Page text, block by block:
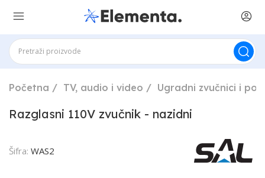
Početna TV, audio i video Ugradni zvučnici i
Razglasni 110V zvučnik - nazidni
Šifra: WAS2